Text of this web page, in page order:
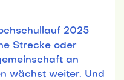
2025
Strecke oder
an
wächst weiter. Und